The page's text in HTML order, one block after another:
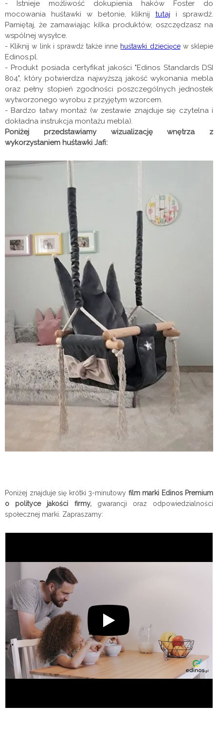
- Istnieje możliwość dokupienia haków Foster do
mocowania huśtawki w betonie, kliknij tutaj i sprawdź.
Pamiętaj, że zamawiając kilka produktów, oszczędzasz na
wspólnej wysyłce.
- Kliknij w link i sprawdź także inne huśtawki dziecięcew sklepie
Edinos.pl.
- Produkt posiada certyfikat jakości "Edinos Standards DSI
804", który potwierdza najwyższą jakość wykonania mebla
oraz pełny stopień zgodności poszczególnych jednostek
wytworzonego wyrobu z przyjętym wzorcem.
- Bardzo łatwy montaż (w zestawie znajduje się czytelna i
dokładna instrukcja montażu mebla).
Poniżej przedstawiamy wizualizację wnętrza z
wykorzystaniem huśtawki Jafi:
Poniżej znajduje się krótki 3-minutowy film marki Edinos Premium
o polityce jakości firmy, gwarancji oraz odpowiedzialności
społecznej marki. Zapraszamy: